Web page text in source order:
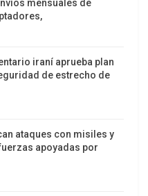
cobran vida de los
mensuales de
iraní aprueba plan
de estrecho de
ataques con misiles y
apoyadas por